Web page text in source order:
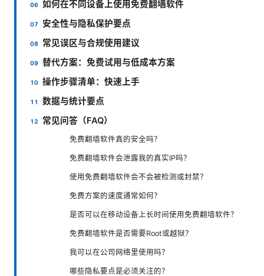
如何在不同设备上使用免费翻墙软件
安全性与隐私保护要点
常见误区与合规使用建议
替代方案：免费试用与低成本方案
操作步骤清单：快速上手
数据与统计要点
常见问答（FAQ）
免费翻墙软件真的安全吗？
免费翻墙软件会泄露我的真实IP吗？
使用免费翻墙软件会不会被检测或封禁？
免费方案的速度通常如何？
是否可以在移动设备上长时间使用免费翻墙软件？
免费翻墙软件是否需要Root或越狱？
我可以在公司网络里使用吗？
哪些隐私要点是必须关注的？